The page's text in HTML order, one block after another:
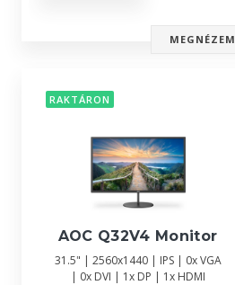
MEGNÉZEM
RAKTÁRON
AOC Q32V4 Monitor
31.5" | 2560x1440 | IPS | 0x VGA
| 0x DVI | 1x DP | 1x HDMI